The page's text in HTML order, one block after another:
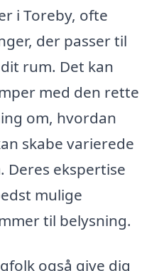
i Toreby, ofte
der passer til
rum. Det kan
med den rette
om, hvordan
skabe varierede
Deres ekspertise
mulige
til belysning.
også give dig